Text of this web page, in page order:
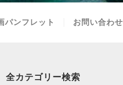
パンフレット お問い合わせ
全カテゴリー検索